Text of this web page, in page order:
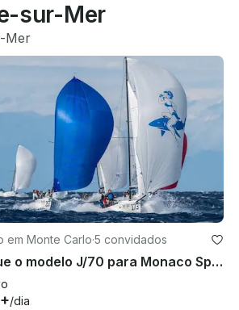
sur-Mer
Mer
em Monte Carlo·5 convidados
Alugue o modelo J/70 para Monaco Sportboat Winter Series
/dia